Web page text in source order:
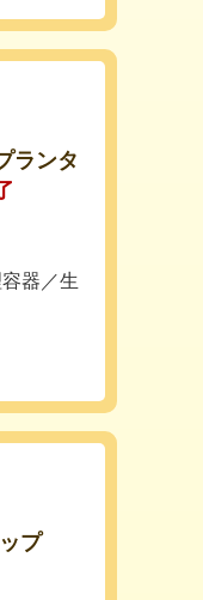
ランタ
器／生
プ